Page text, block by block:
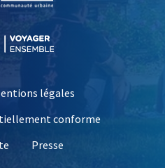
légales
conforme
Presse